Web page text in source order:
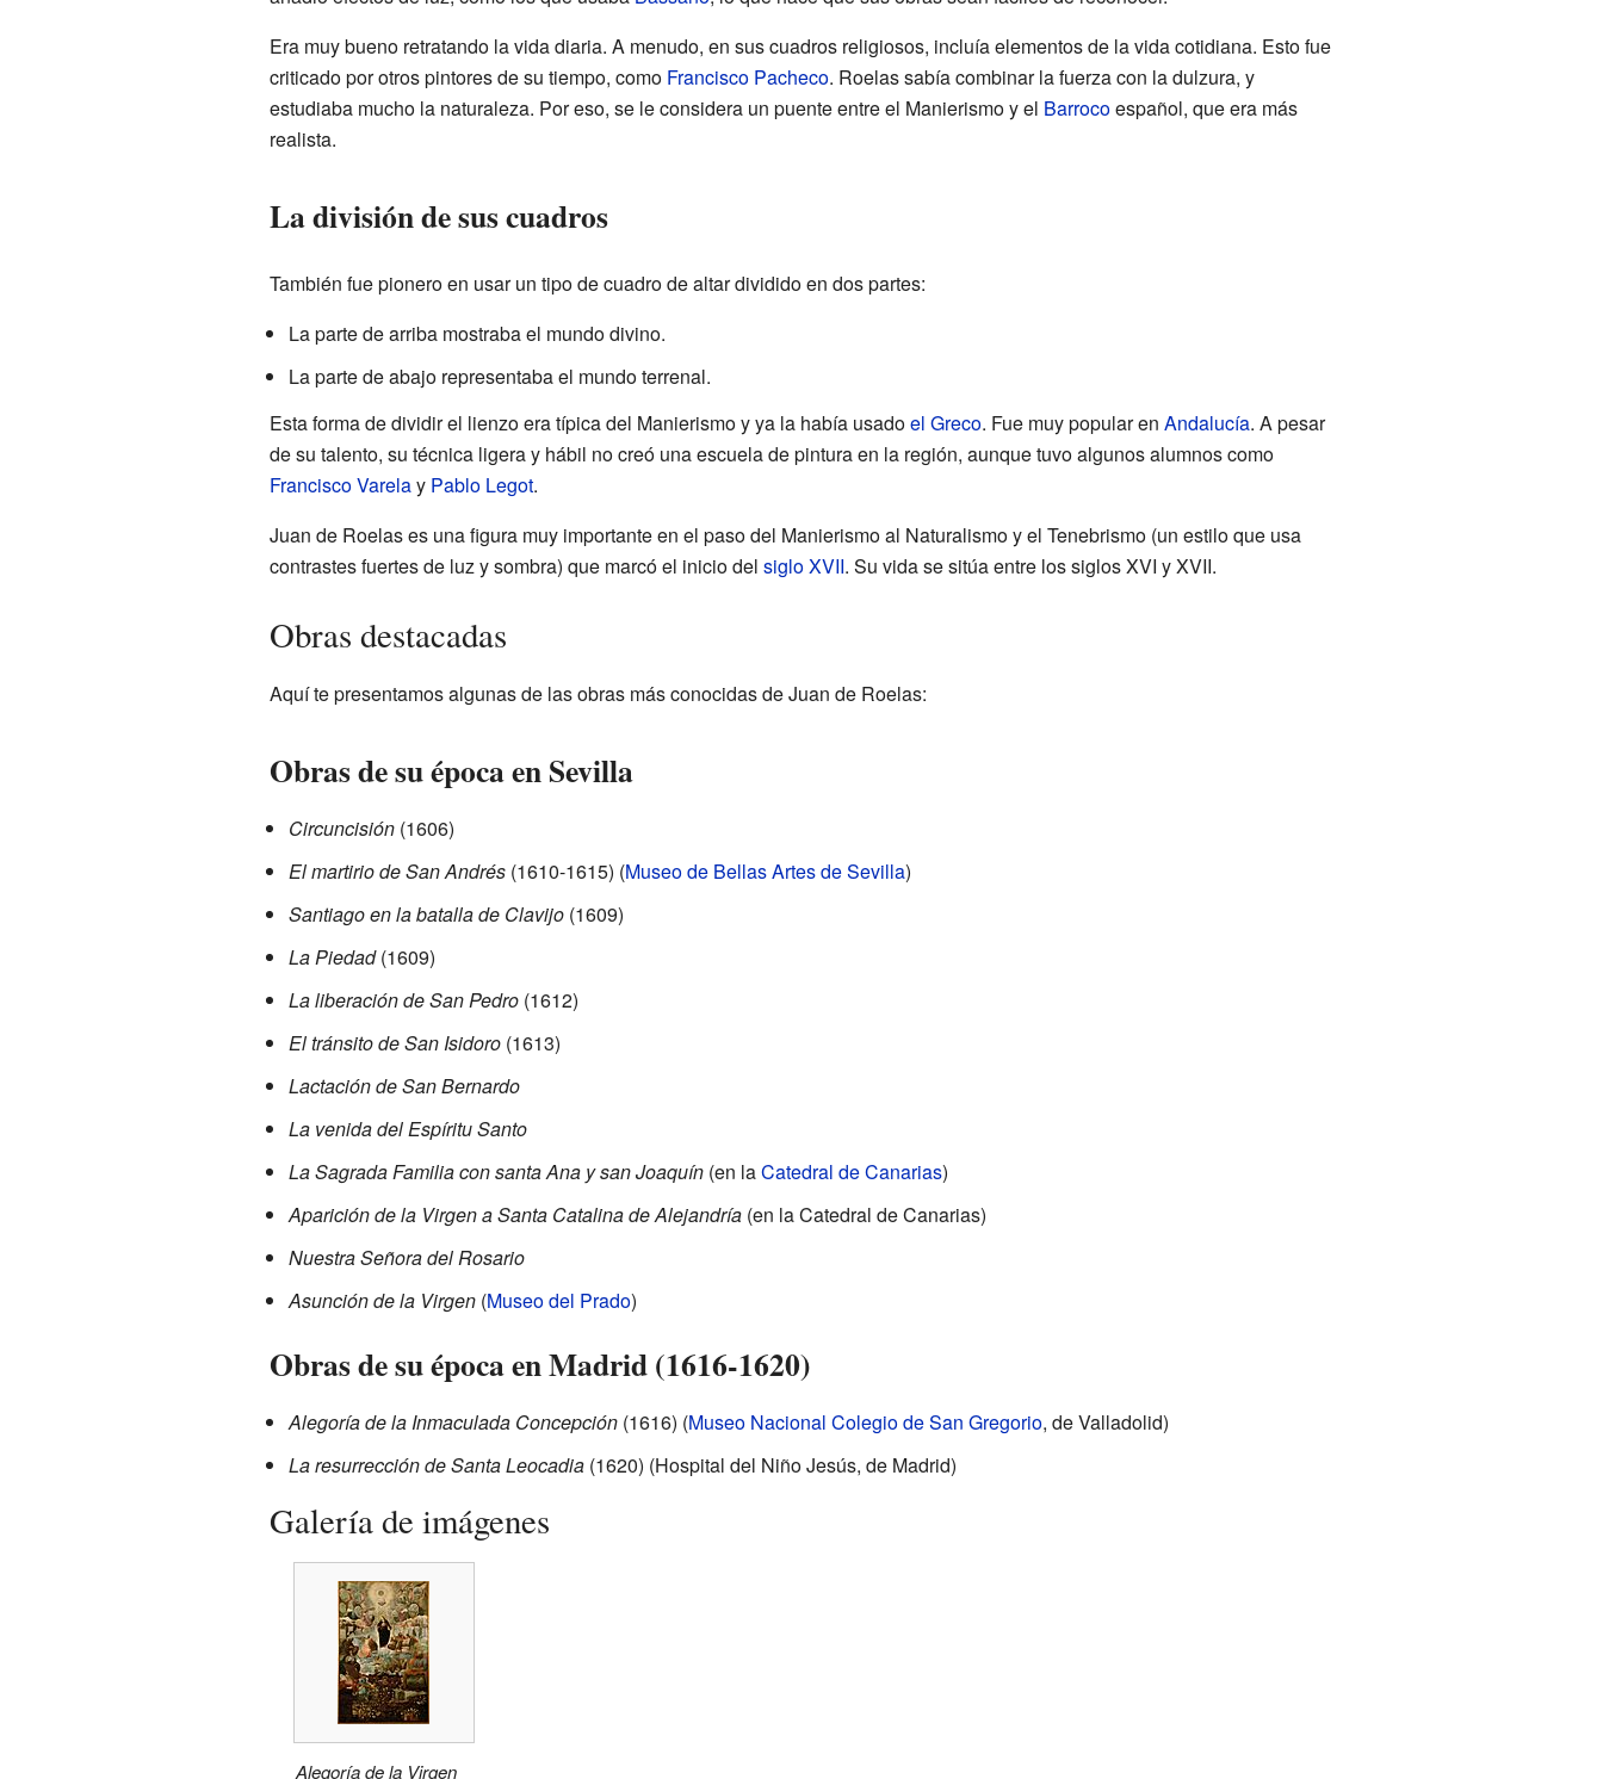
Era muy bueno retratando la vida diaria. A menudo, en sus cuadros religiosos, incluía elementos de la vida cotidiana. Esto fue
criticado por otros pintores de su tiempo, como Francisco Pacheco. Roelas sabía combinar la fuerza con la dulzura, y
estudiaba mucho la naturaleza. Por eso, se le considera un puente entre el Manierismo y el Barrocoespañol, que era más
realista.
La división de sus cuadros
También fue pionero en usar un tipo de cuadro de altar dividido en dos partes:
La parte de arriba mostraba el mundo divino.
La parte de abajo representaba el mundo terrenal.
Esta forma de dividir el lienzo era típica del Manierismo y ya la había usadoel Greco. Fue muy popular en Andalucía. A pesar
de su talento, su técnica ligera y hábil no creó una escuela de pintura en la región, aunque tuvo algunos alumnos como
Francisco Varelay Pablo Legot.
Juan de Roelas es una figura muy importante en el paso del Manierismo al Naturalismo y el Tenebrismo (un estilo que usa
contrastes fuertes de luz y sombra) que marcó el inicio del siglo XVII. Su vida se sitúa entre los siglos XVI y XVII.
Obras destacadas
Aquí te presentamos algunas de las obras más conocidas de Juan de Roelas:
Obras de su época en Sevilla
Circuncisión(1606)
El martirio de San Andrés(1610-1615) (Museo de Bellas Artes de Sevilla)
Santiago en la batalla de Clavijo(1609)
La Piedad(1609)
La liberación de San Pedro(1612)
El tránsito de San Isidoro(1613)
Lactación de San Bernardo
La venida del Espíritu Santo
La Sagrada Familia con santa Ana y san Joaquín(en laCatedral de Canarias)
Aparición de la Virgen a Santa Catalina de Alejandría(en la Catedral de Canarias)
Nuestra Señora del Rosario
Asunción de la Virgen(Museo del Prado)
Obras de su época en Madrid (1616-1620)
Alegoría de la Inmaculada Concepción(1616) (Museo Nacional Colegio de San Gregorio, de Valladolid)
La resurrección de Santa Leocadia(1620) (Hospital del Niño Jesús, de Madrid)
Galería de imágenes
Alegoría de la Virgen